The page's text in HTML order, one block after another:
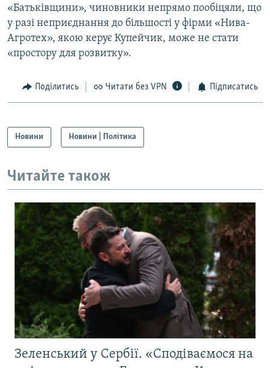
«Батьківщини», чиновники непрямо пообіцяли, що
у разі неприєднання до більшості у фірми «Нива-
Агротех», якою керує Купейчик, може не стати
«простору для розвитку».
Поділитись Читати без VPN Підписатись
Новини Новини | Політика
Читайте також
Зеленський у Сербії. «Сподіваємося на